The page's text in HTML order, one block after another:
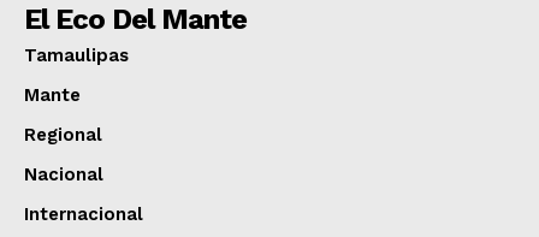
El Eco Del Mante
Tamaulipas
Mante
Regional
Nacional
Internacional